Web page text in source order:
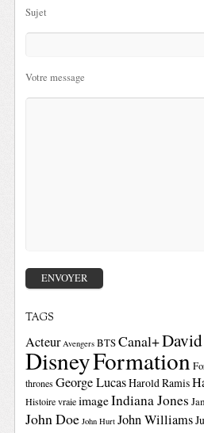
Sujet
Votre message
TAGS
Acteur Avengers BTSCanal+
DisneyFormation
thrones George LucasHarold Ramis
Histoire vraie imageIndiana Jones
John Doe John Hurt John Williams